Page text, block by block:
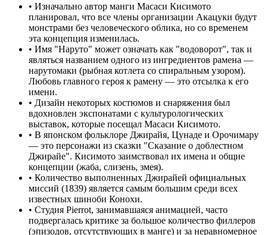
• Изначально автор манги Масаси Кисимото
планировал, что все члены организации Акацуки будут
монстрами без человеческого облика, но со временем
эта концепция изменилась.
• Имя "Наруто" может означать как "водоворот", так и
являться названием одного из ингредиентов рамена —
нарутомаки (рыбная котлета со спиральным узором).
Любовь главного героя к рамену — это отсылка к его
имени.
• Дизайн некоторых костюмов и снаряжения был
вдохновлен экспонатами с культурологических
выставок, которые посещал Масаси Кисимото.
• В японском фольклоре Джирайя, Цунаде и Орочимару
— это персонажи из сказки "Сказание о доблестном
Джирайе". Кисимото заимствовал их имена и общие
концепции (жаба, слизень, змея).
• Количество выполненных Джирайей официальных
миссий (1839) является самым большим среди всех
известных шиноби Конохи.
• Студия Pierrot, занимавшаяся анимацией, часто
подвергалась критике за большое количество филлеров
(эпизодов, отсутствующих в манге) и за неравномерное